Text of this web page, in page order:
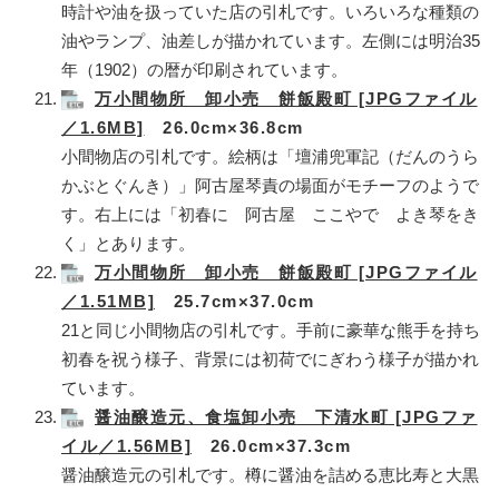
​時計や油を扱っていた店の引札です。いろいろな種類の
油やランプ、油差しが描かれています。左側には明治35
年（1902）の暦が印刷されています。
万小間物所 卸小売 餅飯殿町 [JPGファイル
／1.6MB] 26.0cm×36.8cm
小間物店の引札です。絵柄は「壇浦兜軍記（だんのうら
かぶとぐんき）」阿古屋琴責の場面がモチーフのようで
す。右上には「初春に 阿古屋 ここやで よき琴をき
く」とあります。
万小間物所 卸小売 餅飯殿町 [JPGファイル
／1.51MB] 25.7cm×37.0cm
21と同じ小間物店の引札です。手前に豪華な熊手を持ち
初春を祝う様子、背景には初荷でにぎわう様子が描かれ
ています。
醤油醸造元、食塩卸小売 下清水町 [JPGファ
イル／1.56MB] 26.0cm×37.3cm
醤油醸造元の引札です。樽に醤油を詰める恵比寿と大黒